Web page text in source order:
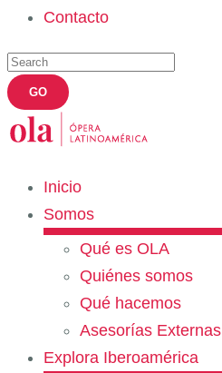
Contacto
Inicio
Somos
Qué es OLA
Quiénes somos
Qué hacemos
Asesorías Externas
Explora Iberoamérica